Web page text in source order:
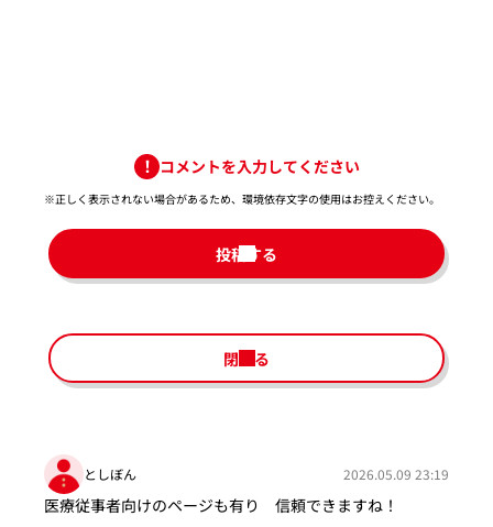
コメントを入力してください
※正しく表示されない場合があるため、環境依存文字の使用はお控えください。​
投稿する
閉じる
としぼん 2026.05.09 23:19
医療従事者向けのページも有り 信頼できますね！